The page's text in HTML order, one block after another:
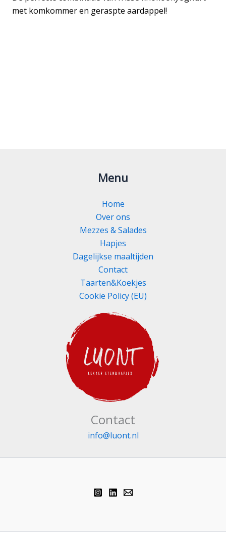
met komkommer en geraspte aardappel!
Menu
Home
Over ons
Mezzes & Salades
Hapjes
Dagelijkse maaltijden
Contact
Taarten&Koekjes
Cookie Policy (EU)
Contact
info@luont.nl